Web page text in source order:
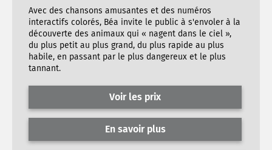
Avec des chansons amusantes et des numéros
interactifs colorés, Béa invite le public à s'envoler à la
découverte des animaux qui « nagent dans le ciel »,
du plus petit au plus grand, du plus rapide au plus
habile, en passant par le plus dangereux et le plus
tannant.
Voir les prix
En savoir plus